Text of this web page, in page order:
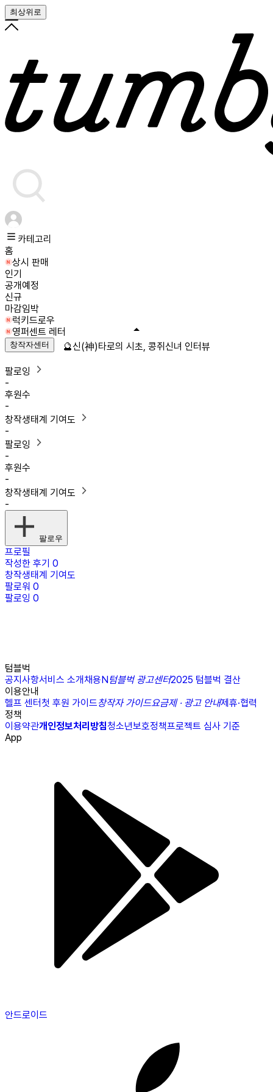
최상위로
카테고리
홈
상시 판매
인기
공개예정
신규
마감임박
럭키드로우
영퍼센트 레터
창작자센터
팔로잉
-
후원수
-
창작생태계 기여도
-
팔로잉
-
후원수
-
창작생태계 기여도
-
팔로우
프로필
작성한 후기 0
창작생태계 기여도
팔로워 0
팔로잉 0
텀블벅
공지사항서비스 소개채용N텀블벅 광고센터2025 텀블벅 결산
이용안내
헬프 센터첫 후원 가이드창작자 가이드요금제 · 광고 안내제휴·협력
정책
이용약관개인정보처리방침청소년보호정책프로젝트 심사 기준
App
안드로이드
🔮신(神)타로의 시초, 콩쥐신녀 인터뷰